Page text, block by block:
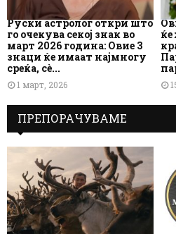
Руски астролог откри што
го очекува секој знак во
март 2026 година: Овие 3
знаци ќе имаат најмногу
среќа, сè...
1 март, 2026
ќе
ПРЕПОРАЧУВАМЕ